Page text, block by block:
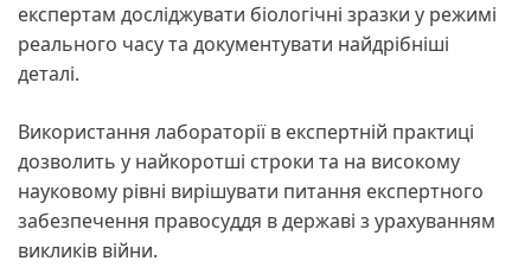
експертам досліджувати біологічні зразки у режимі
реального часу та документувати найдрібніші
деталі.
Використання лабораторії в експертній практиці
дозволить у найкоротші строки та на високому
науковому рівні вирішувати питання експертного
забезпечення правосуддя в державі з урахуванням
викликів війни.